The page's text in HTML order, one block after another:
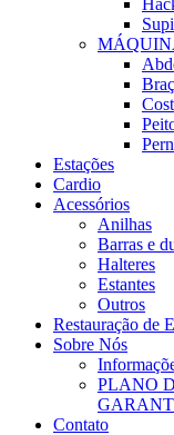
Estações
Cardio
Acessórios
Anilhas
Barras e
Halteres
Estantes
Outros
Restauração de
Sobre Nós
PLANO
Contato